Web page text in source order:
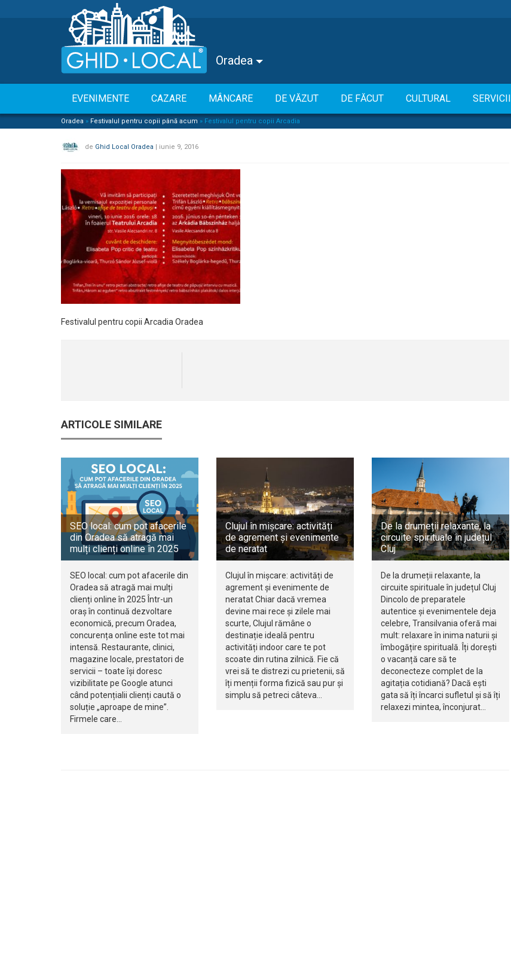
Oradea
EVENIMENTE CAZARE MÂNCARE DE VĂZUT DE FĂCUT CULTURAL SERVICII
Oradea » Festivalul pentru copii până acum » Festivalul pentru copii Arcadia
de Ghid Local Oradea | iunie 9, 2016
Festivalul pentru copii Arcadia Oradea
ARTICOLE SIMILARE
SEO local: cum pot afacerile
din Oradea să atragă mai
mulți clienți online în 2025
SEO local: cum pot afacerile din
Oradea să atragă mai mulți
clienți online în 2025 Într-un
oraș în continuă dezvoltare
economică, precum Oradea,
concurența online este tot mai
intensă. Restaurante, clinici,
magazine locale, prestatori de
servicii – toate își doresc
vizibilitate pe Google atunci
când potențialii clienți caută o
soluție „aproape de mine”.
Firmele care…
Clujul în mișcare: activități
de agrement și evenimente
de neratat
Clujul în mișcare: activități de
agrement și evenimente de
neratat Chiar dacă vremea
devine mai rece și zilele mai
scurte, Clujul rămâne o
destinație ideală pentru
activități indoor care te pot
scoate din rutina zilnică. Fie că
vrei să te distrezi cu prietenii, să
îți menții forma fizică sau pur și
simplu să petreci câteva…
De la drumeții relaxante, la
circuite spirituale în județul
Cluj
De la drumeții relaxante, la
circuite spirituale în județul Cluj
Dincolo de preparatele
autentice și evenimentele deja
celebre, Transilvania oferă mai
mult: relaxare în inima naturii și
îmbogățire spirituală. Îți dorești
o vacanță care să te
deconecteze complet de la
agitația cotidiană? Dacă ești
gata să îți încarci sufletul și să îți
relaxezi mintea, înconjurat…